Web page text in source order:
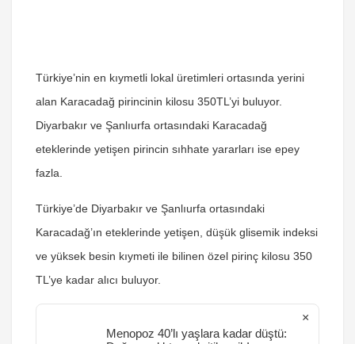
Türkiye’nin en kıymetli lokal üretimleri ortasında yerini
alan Karacadağ pirincinin kilosu 350TL’yi buluyor.
Diyarbakır ve Şanlıurfa ortasındaki Karacadağ
eteklerinde yetişen pirincin sıhhate yararları ise epey
fazla.
Türkiye’de Diyarbakır ve Şanlıurfa ortasındaki
Karacadağ’ın eteklerinde yetişen, düşük glisemik indeksi
ve yüksek besin kıymeti ile bilinen özel pirinç kilosu 350
TL’ye kadar alıcı buluyor.
Menopoz 40’lı yaşlara kadar düştü:
×